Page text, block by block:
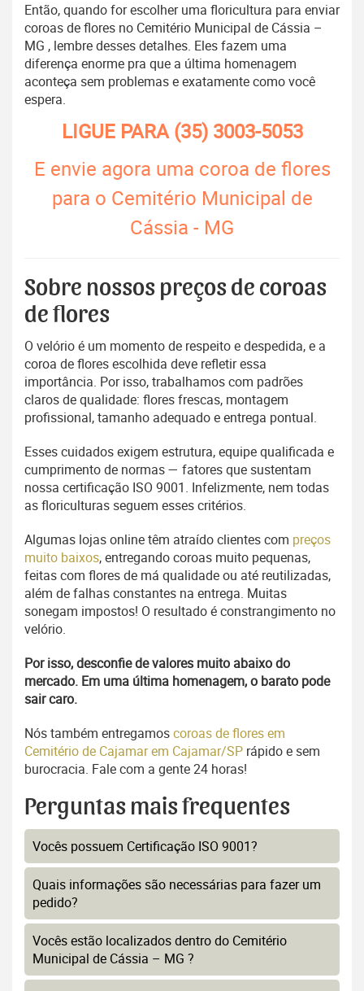
Então, quando for escolher uma floricultura para enviar
coroas de flores no Cemitério Municipal de Cássia –
MG , lembre desses detalhes. Eles fazem uma
diferença enorme pra que a última homenagem
aconteça sem problemas e exatamente como você
espera.
LIGUE PARA(35) 3003-5053
E envie agora uma coroa de flores
para o Cemitério Municipal de
Cássia - MG
Sobre nossos preços de coroas
de flores
O velório é um momento de respeito e despedida, e a
coroa de flores escolhida deve refletir essa
importância. Por isso, trabalhamos com padrões
claros de qualidade: flores frescas, montagem
profissional, tamanho adequado e entrega pontual.
Esses cuidados exigem estrutura, equipe qualificada e
cumprimento de normas — fatores que sustentam
nossa certificação ISO 9001. Infelizmente, nem todas
as floriculturas seguem esses critérios.
Algumas lojas online têm atraído clientes com preços
muito baixos, entregando coroas muito pequenas,
feitas com flores de má qualidade ou até reutilizadas,
além de falhas constantes na entrega. Muitas
sonegam impostos! O resultado é constrangimento no
velório.
Por isso, desconfie de valores muito abaixo do
mercado. Em uma última homenagem, o barato pode
sair caro.
Nós também entregamoscoroas de flores em
Cemitério de Cajamar em Cajamar/SP rápido e sem
burocracia. Fale com a gente 24 horas!
Perguntas mais frequentes
Vocês possuem Certificação ISO 9001?
Quais informações são necessárias para fazer um
pedido?
Vocês estão localizados dentro do Cemitério
Municipal de Cássia – MG ?